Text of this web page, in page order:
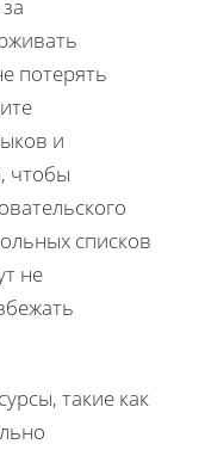
потерять
и
чтобы
списков
не
такие как